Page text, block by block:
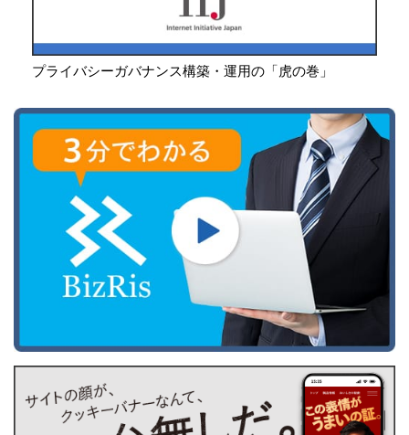
プライバシーガバナンス構築・運用の「虎の巻」